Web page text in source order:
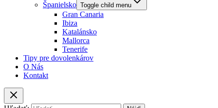
Španielsko Toggle child menu
Gran Canaria
Ibiza
Katalánsko
Mallorca
Tenerife
Tipy pre dovolenkárov
O Nás
Kontakt